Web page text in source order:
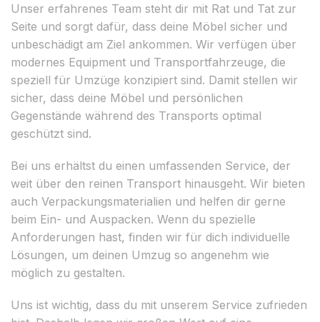
Unser erfahrenes Team steht dir mit Rat und Tat zur
Seite und sorgt dafür, dass deine Möbel sicher und
unbeschädigt am Ziel ankommen. Wir verfügen über
modernes Equipment und Transportfahrzeuge, die
speziell für Umzüge konzipiert sind. Damit stellen wir
sicher, dass deine Möbel und persönlichen
Gegenstände während des Transports optimal
geschützt sind.
Bei uns erhältst du einen umfassenden Service, der
weit über den reinen Transport hinausgeht. Wir bieten
auch Verpackungsmaterialien und helfen dir gerne
beim Ein- und Auspacken. Wenn du spezielle
Anforderungen hast, finden wir für dich individuelle
Lösungen, um deinen Umzug so angenehm wie
möglich zu gestalten.
Uns ist wichtig, dass du mit unserem Service zufrieden